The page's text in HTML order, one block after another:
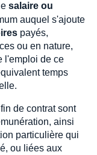
salaire ou
auquel s'ajoute
payés,
ou en nature,
l'emploi de ce
temps
de contrat sont
ainsi
particulière qui
ou liées aux